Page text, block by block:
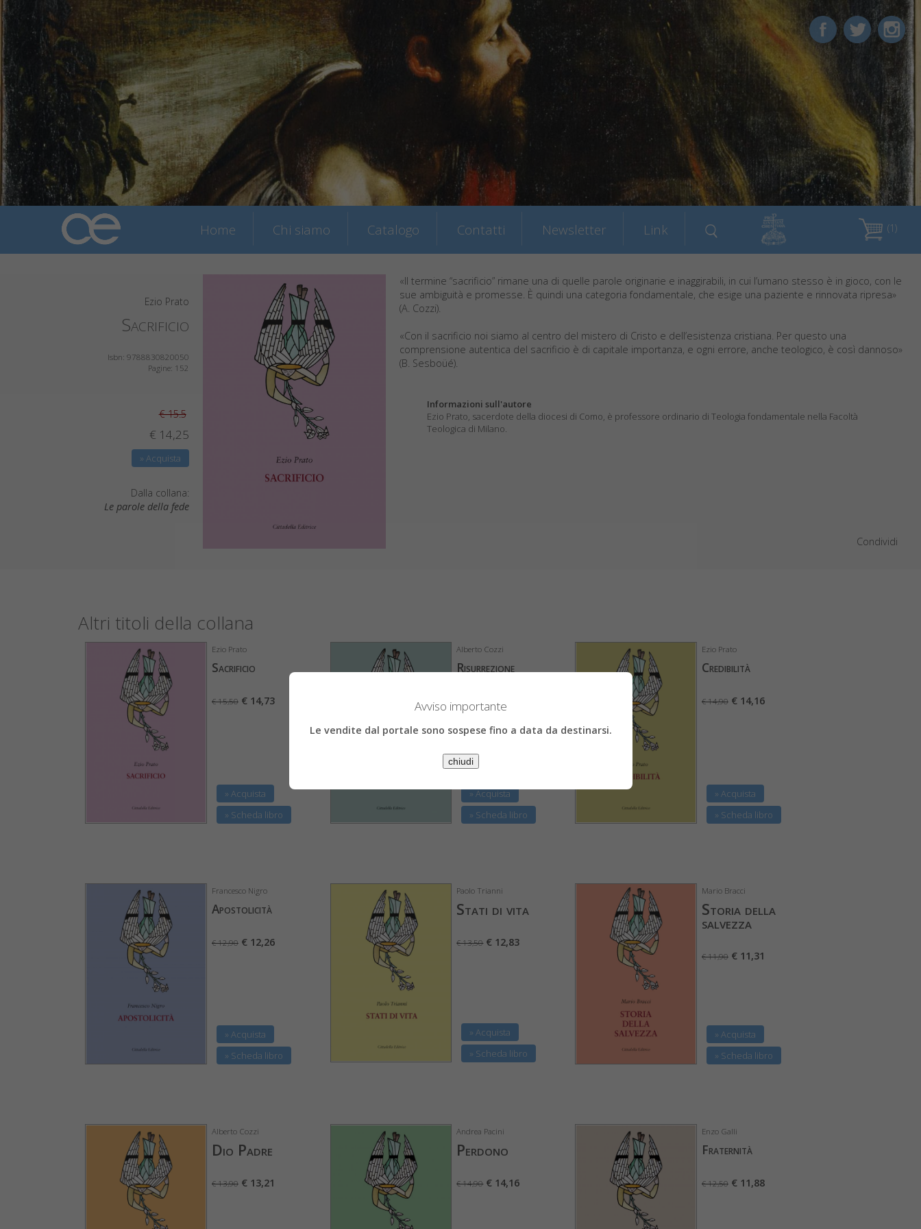
Home Chi siamo Catalogo Contatti Newsletter Link (1)
Ezio Prato
Sacrificio
Isbn: 9788830820050
Pagine: 152
€ 15.5
€ 14,25
» Acquista
Dalla collana:
Le parole della fede
«Il termine “sacrificio” rimane una di quelle parole originarie e inaggirabili, in cui l’umano stesso è in gioco, con le
sue ambiguità e promesse. È quindi una categoria fondamentale, che esige una paziente e rinnovata ripresa»
(A. Cozzi).
«Con il sacrificio noi siamo al centro del mistero di Cristo e dell’esistenza cristiana. Per questo una
comprensione autentica del sacrificio è di capitale importanza, e ogni errore, anche teologico, è così dannoso»
(B. Sesboüé).
Informazioni sull'autore
Ezio Prato, sacerdote della diocesi di Como, è professore ordinario di Teologia fondamentale nella Facoltà
Teologica di Milano.
Condividi
Altri titoli della collana
Ezio Prato
Sacrificio
€ 15,50 € 14,73
» Acquista
» Scheda libro
Alberto Cozzi
Risurrezione
€ 15,90 € 15,11
» Acquista
» Scheda libro
Ezio Prato
Credibilità
€ 14,90 € 14,16
» Acquista
» Scheda libro
Francesco Nigro
Apostolicità
€ 12,90 € 12,26
» Acquista
» Scheda libro
Paolo Trianni
Stati di vita
€ 13,50 € 12,83
» Acquista
» Scheda libro
Mario Bracci
Storia della
salvezza
€ 11,90 € 11,31
» Acquista
» Scheda libro
Alberto Cozzi
Dio Padre
€ 13,90 € 13,21
Andrea Pacini
Perdono
€ 14,90 € 14,16
Enzo Galli
Fraternità
€ 12,50 € 11,88
Avviso importante
Le vendite dal portale sono sospese fino a data da destinarsi.
chiudi